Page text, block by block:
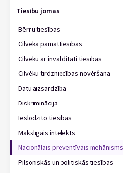
Tiesību jomas
Bērnu tiesības
Cilvēka pamattiesības
Cilvēku ar invaliditāti tiesības
Cilvēku tirdzniecības novēršana
Datu aizsardzība
Diskriminācija
Ieslodzīto tiesības
Mākslīgais intelekts
Nacionālais preventīvais mehānisms
Pilsoniskās un politiskās tiesības